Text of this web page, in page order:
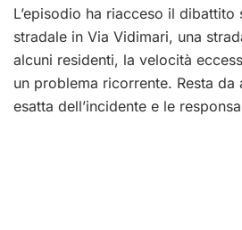
L’episodio ha riacceso il dibattito
stradale in Via Vidimari, una
alcuni residenti, la velocità
un problema ricorrente. Resta da
esatta dell’incidente e le